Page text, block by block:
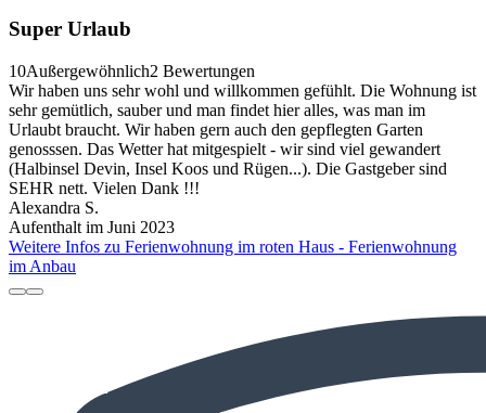
Super Urlaub
10Außergewöhnlich2 Bewertungen
Wir haben uns sehr wohl und willkommen gefühlt. Die Wohnung ist
sehr gemütlich, sauber und man findet hier alles, was man im
Urlaubt braucht. Wir haben gern auch den gepflegten Garten
genosssen. Das Wetter hat mitgespielt - wir sind viel gewandert
(Halbinsel Devin, Insel Koos und Rügen...). Die Gastgeber sind
SEHR nett. Vielen Dank !!!
Alexandra S.
Aufenthalt im Juni 2023
Weitere Infos zu Ferienwohnung im roten Haus - Ferienwohnung
im Anbau